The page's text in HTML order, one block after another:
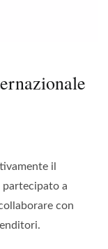
il
partecipato a
con